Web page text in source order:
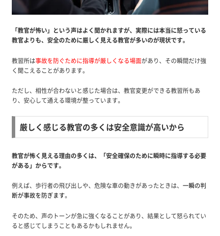
「教官が怖い」という声はよく聞かれますが、実際には本当に怒っている
教官よりも、安全のために厳しく見える教官が多いのが現状です。
教習所は事故を防ぐために指導が厳しくなる場面があり、その瞬間だけ強
く聞こえることがあります。
ただし、相性が合わないと感じた場合は、教官変更ができる教習所もあ
り、安心して通える環境が整っています。
厳しく感じる教官の多くは安全意識が高いから
教官が怖く見える理由の多くは、「安全確保のために瞬時に指導する必要
がある」からです。
例えば、歩行者の飛び出しや、危険な車の動きがあったときは、 一瞬の判
断が事故を防ぎます。
そのため、声のトーンが急に強くなることがあり、結果として怒られてい
ると感じてしまうこともあるかもしれません。